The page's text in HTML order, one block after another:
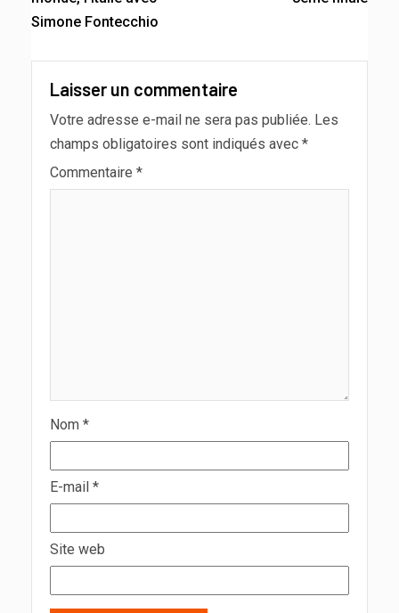
Simone Fontecchio
Laisser un commentaire
Votre adresse e-mail ne sera pas publiée. Les
champs obligatoires sont indiqués avec *
Commentaire *
Nom *
E-mail *
Site web